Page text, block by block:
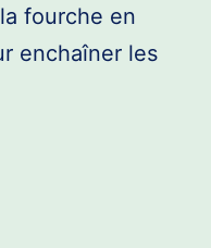
fourche en
enchaîner les